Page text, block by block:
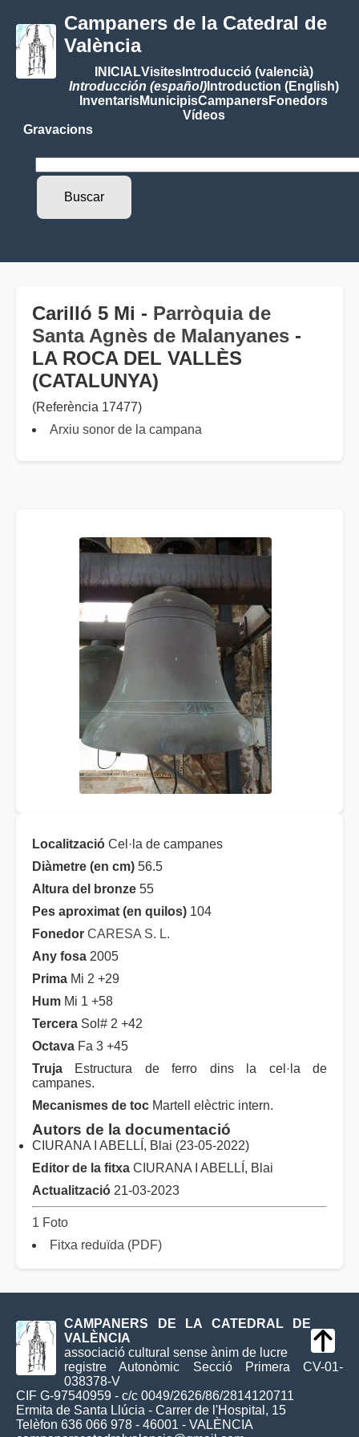
Campaners de la Catedral de
València
INICIALVisitesIntroducció (valencià)
Introducción (español)Introduction (English)
InventarisMunicipisCampanersFonedors
Vídeos
Gravacions
Carilló 5 Mi - Parròquia de
Santa Agnès de Malanyanes -
LA ROCA DEL VALLÈS
(CATALUNYA)
(Referència 17477)
Arxiu sonor de la campana
Localització Cel·la de campanes
Diàmetre (en cm) 56.5
Altura del bronze 55
Pes aproximat (en quilos) 104
Fonedor CARESA S. L.
Any fosa 2005
Prima Mi 2 +29
Hum Mi 1 +58
Tercera Sol# 2 +42
Octava Fa 3 +45
Truja Estructura de ferro dins la cel·la de
campanes.
Mecanismes de toc Martell elèctric intern.
Autors de la documentació
CIURANA I ABELLÍ, Blai (23-05-2022)
Editor de la fitxa CIURANA I ABELLÍ, Blai
Actualització 21-03-2023
1 Foto
Fitxa reduïda (PDF)
CAMPANERS DE LA CATEDRAL DE
VALÈNCIA
associació cultural sense ànim de lucre
registre Autonòmic Secció Primera CV-01-
038378-V
CIF G-97540959 - c/c 0049/2626/86/2814120711
Ermita de Santa Llúcia - Carrer de l'Hospital, 15
Telèfon 636 066 978 - 46001 - VALÈNCIA